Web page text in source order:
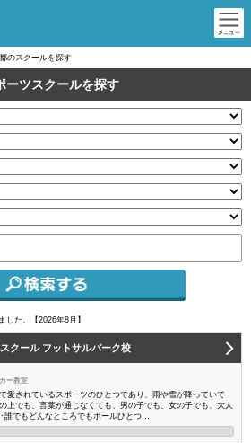
のスクールを探す
ーツスクールを探す
した。【2026年8月】
クール フットサルパーク校
ー教室
愛されているスポーツのひとつであり、雨や雪が降っていて
上でも、言葉が通じなくても、男の子でも、女の子でも、大人
誰でもどんなところでもボールひとつ…